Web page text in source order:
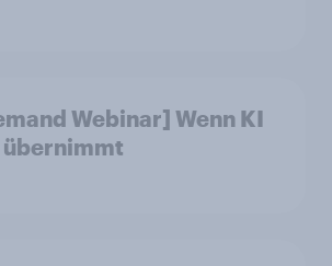
Webinar] Wenn KI
übernimmt